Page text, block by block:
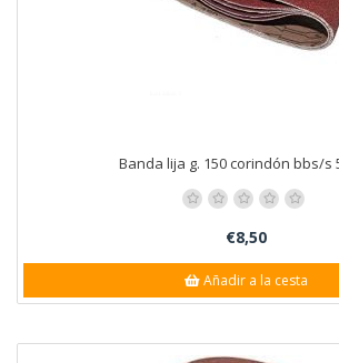
Banda lija g. 150 corindón bbs/s
€8,50
Añadir a la cesta